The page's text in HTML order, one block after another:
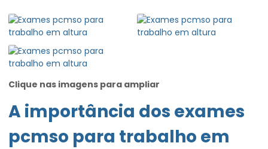
Clique nas imagens para ampliar
A importância dos exames
pcmso para trabalho em